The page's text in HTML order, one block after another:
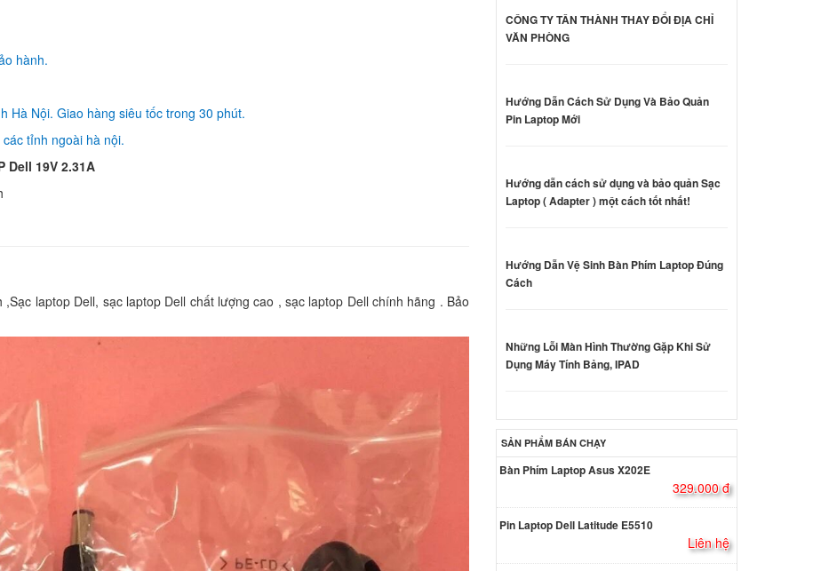
Inspiron 15 3568 65W
Sạc Adapter Laptop Dell
Inspiron 15 3573 65W
290.000 đ
Sạc Adapter Laptop Dell
Inspiron 15 3576 65W
290.000 đ
hành.
Hà Nội. Giao hàng siêu tốc trong 30 phút.
tỉnh ngoài hà nội.
Dell 19V 2.31A
laptop Dell, sạc laptop Dell chất lượng cao , sạc laptop Dell chính hãng . Bảo
CÔNG TY TÂN THÀNH THAY ĐỔI ĐỊA CHỈ
VĂN PHÒNG
Hướng Dẫn Cách Sử Dụng Và Bảo Quản
Pin Laptop Mới
Hướng dẫn cách sử dụng và bảo quản Sạc
Laptop ( Adapter ) một cách tốt nhất!
Hướng Dẫn Vệ Sinh Bàn Phím Laptop Đúng
Cách
Những Lỗi Màn Hình Thường Gặp Khi Sử
Dụng Máy Tính Bảng, IPAD
SẢN PHẨM BÁN CHẠY
Bàn Phím Laptop Asus X202E
329.000 đ
Pin Laptop Dell Latitude E5510
Liên hệ